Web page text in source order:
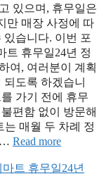
있으며, 휴무일은
만 매장 사정에 따
있습니다. 이번 포
트 휴무일24년 정
여, 여러분이 계획
도록 하겠습니
가기 전에 휴무
편함 없이 방문해
매월 두 차례 정
… Read more
마트 휴무일24년